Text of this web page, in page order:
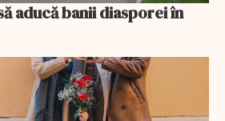
aducă banii diasporei în